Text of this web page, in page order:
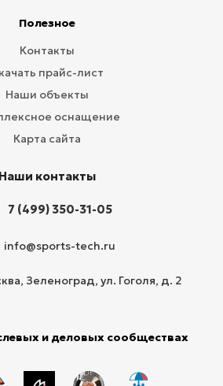
Полезное
Контакты
прайс-лист
Наши объекты
оснащение
Карта сайта
Наши контакты
7 (499) 350-31-05
info@sports-tech.ru
Зеленоград, ул. Гоголя, д. 2
и деловых сообществах